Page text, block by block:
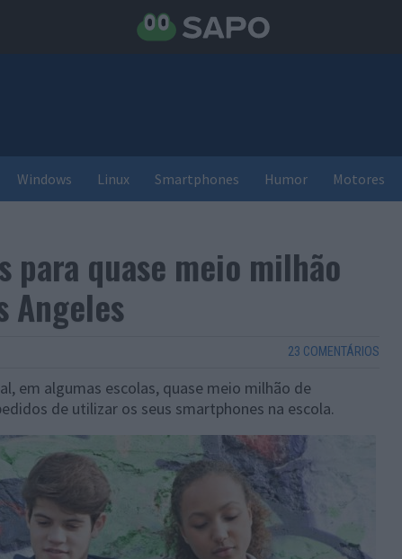
Windows Linux Smartphones Humor Motores
para quase meio milhão
Angeles
23 COMENTÁRIOS
em algumas escolas, quase meio milhão de
de utilizar os seus smartphones na escola.